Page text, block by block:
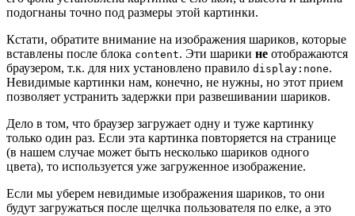
подогнаны точно под размеры этой картинки.
Кстати, обратите внимание на изображения шариков, которые
вставлены после блока content. Эти шарики не отображаются
браузером, т.к. для них установлено правило display:none.
Невидимые картинки нам, конечно, не нужны, но этот прием
позволяет устранить задержки при развешивании шариков.
Дело в том, что браузер загружает одну и туже картинку
только один раз. Если эта картинка повторяется на странице
(в нашем случае может быть несколько шариков одного
цвета), то используется уже загруженное изображение.
Если мы уберем невидимые изображения шариков, то они
будут загружаться после щелчка пользователя по елке, а это